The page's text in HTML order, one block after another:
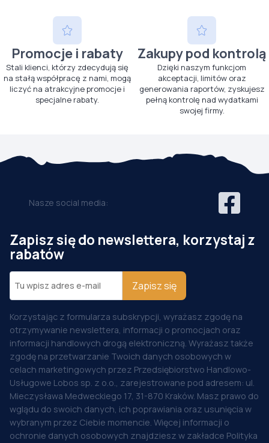
Promocje i rabaty
Stali klienci, którzy zdecydują się
na stałą współpracę z nami, mogą
liczyć na atrakcyjne promocje i
specjalne rabaty.
Zakupy pod kontrolą
Dzięki naszym funkcjom
akceptacji, limitów oraz
generowania raportów, zyskujesz
pełną kontrolę nad wydatkami
swojej firmy.
Nasze social media:
Zapisz się do newslettera, korzystaj z
rabatów
Zapisz się
Korzystając z formularza subskrypcji, wyrażasz zgodę na
otrzymywanie newslettera, informacji o promocjach oraz
informacji handlowych drogą elektroniczną. Wyrażasz także
zgodę na przetwarzanie Twoich danych osobowych w
celach marketingowych przez Przedsiębiorstwo Handlowo-
Usługowe Lobos sp. z o.o., zarejestrowane pod adresem: ul.
Mieczysława Medweckiego 17, 31-870 Kraków. Masz prawo do
wglądu do swoich danych, ich poprawiania oraz usunięcia w
wybranym przez Ciebie momencie. Więcej informacji o
ochronie danych osobowych znajdziesz w zakładce Polityka